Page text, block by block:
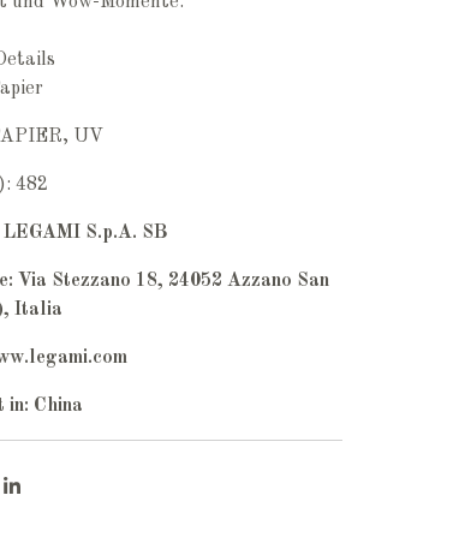
UV
482
S.p.A. SB
Via Stezzano 18, 24052 Azzano San
Italia
in: China
T